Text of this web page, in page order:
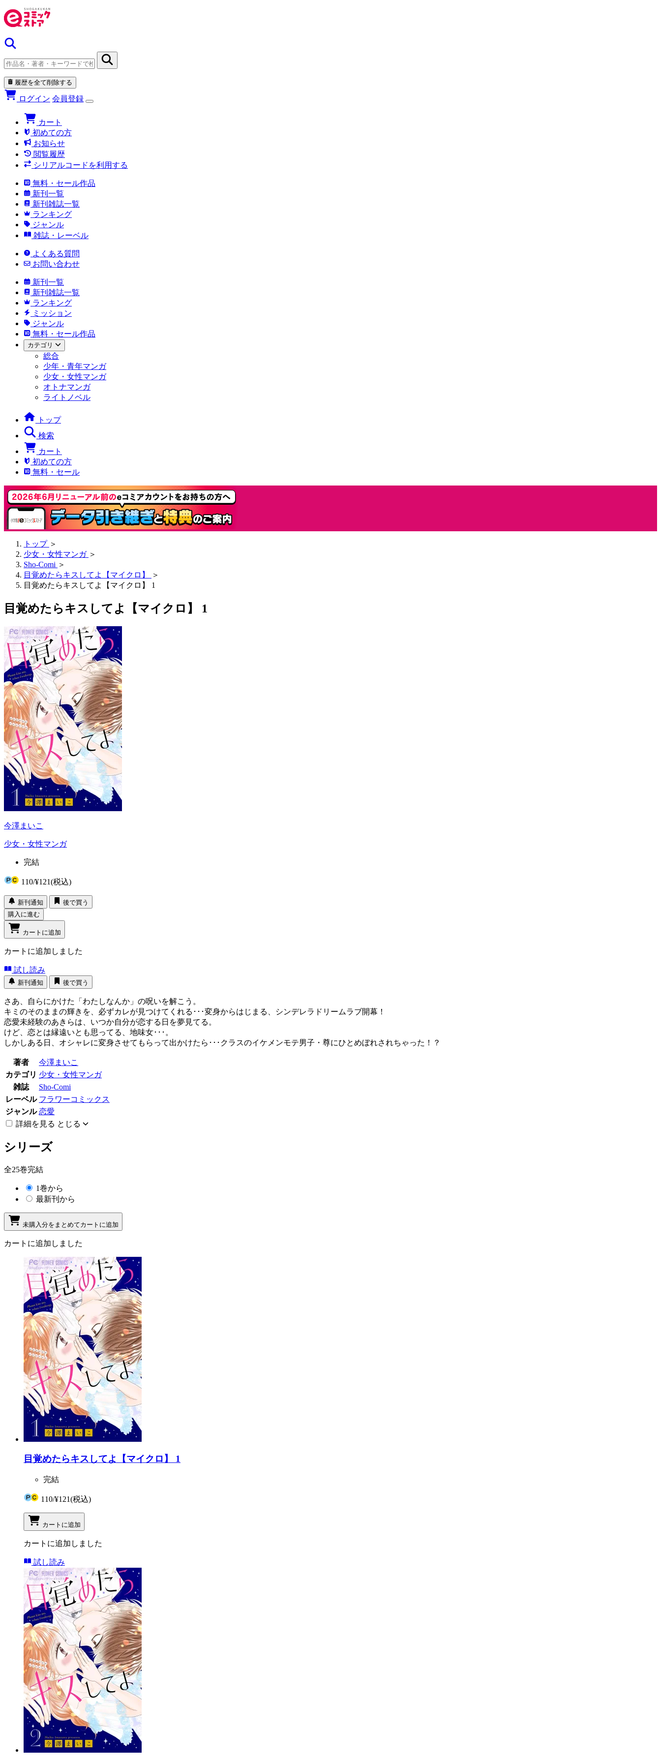
履歴を全て削除する
ログイン 会員登録
カート
初めての方
お知らせ
閲覧履歴
シリアルコードを利用する
無料・セール作品
新刊一覧
新刊雑誌一覧
ランキング
ジャンル
雑誌・レーベル
よくある質問
お問い合わせ
新刊一覧
新刊雑誌一覧
ランキング
ミッション
ジャンル
無料・セール作品
カテゴリ
総合
少年・青年マンガ
少女・女性マンガ
オトナマンガ
ライトノベル
トップ
検索
カート
初めての方
無料・セール
トップ ＞
少女・女性マンガ ＞
Sho-Comi ＞
目覚めたらキスしてよ【マイクロ】
＞
目覚めたらキスしてよ【マイクロ】 1
目覚めたらキスしてよ【マイクロ】 1
今澤まいこ
少女・女性マンガ
完結
110/¥121(税込)
新刊通知
後で買う
購入に進む
カートに追加
カートに追加しました
試し読み
新刊通知 後で買う
さあ、自らにかけた「わたしなんか」の呪いを解こう。
キミのそのままの輝きを、必ずカレが見つけてくれる･･･変身からはじまる、シンデレラドリームラブ開幕！
恋愛未経験のあきらは、いつか自分が恋する日を夢見てる。
けど、恋とは縁遠いとも思ってる、地味女･･･。
しかしある日、オシャレに変身させてもらって出かけたら･･･クラスのイケメンモテ男子・尊にひとめぼれされちゃった！？
著者
今澤まいこ
カテゴリ 少女・女性マンガ
雑誌
Sho-Comi
レーベル フラワーコミックス
ジャンル 恋愛
詳細を見る とじる
シリーズ
全25巻完結
1巻から
最新刊から
未購入分をまとめてカートに追加
カートに追加しました
目覚めたらキスしてよ【マイクロ】 1
完結
110/¥121(税込)
カートに追加
カートに追加しました
試し読み